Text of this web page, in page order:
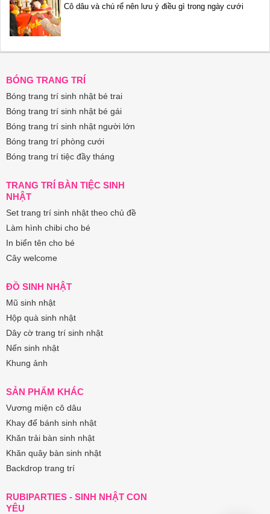
Cô dâu và chú rể nên lưu ý điều gì trong ngày cưới
BÓNG TRANG TRÍ
Bóng trang trí sinh nhật bé trai
Bóng trang trí sinh nhật bé gái
Bóng trang trí sinh nhật người lớn
Bóng trang trí phòng cưới
Bóng trang trí tiệc đầy tháng
TRANG TRÍ BÀN TIỆC SINH
NHẬT
Set trang trí sinh nhật theo chủ đề
Làm hình chibi cho bé
In biển tên cho bé
Cây welcome
ĐỒ SINH NHẬT
Mũ sinh nhật
Hộp quà sinh nhật
Dây cờ trang trí sinh nhật
Nến sinh nhật
Khung ảnh
SẢN PHẨM KHÁC
Vương miện cô dâu
Khay để bánh sinh nhật
Khăn trải bàn sinh nhật
Khăn quây bàn sinh nhật
Backdrop trang trí
RUBIPARTIES - SINH NHẬT CON
YÊU